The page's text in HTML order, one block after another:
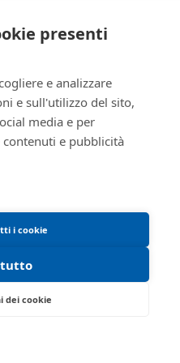
IMMOBILIARE
alle vendite
cookie
tecnici
presenti
e analizzare
e sull'utilizzo del sito,
media e per
e pubblicità
i cookie
tutto
dei cookie